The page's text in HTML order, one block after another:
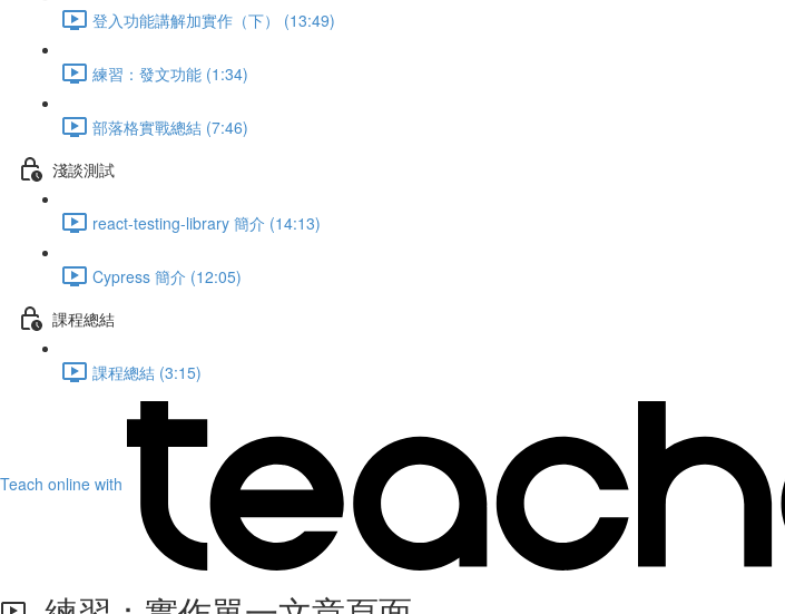
登入功能講解加實作（下） (13:49)
練習：發文功能 (1:34)
部落格實戰總結 (7:46)
淺談測試
react-testing-library 簡介 (14:13)
Cypress 簡介 (12:05)
課程總結
課程總結 (3:15)
Teach online with